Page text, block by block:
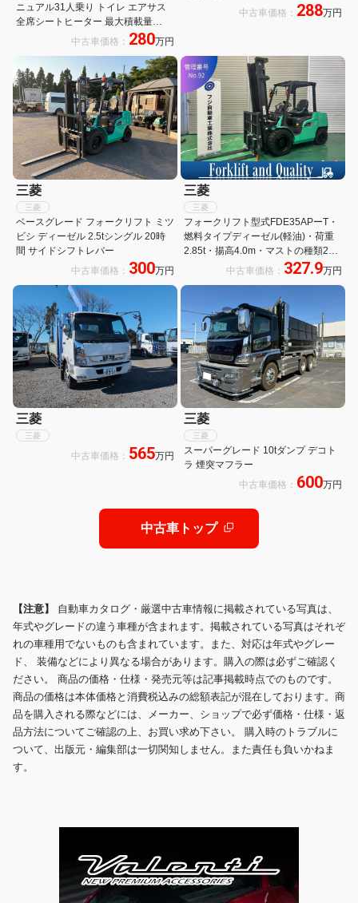
ニュアル31人乗り トイレ エアサス
全席シートヒーター 最大積載量
15825kg長さ1199cm 幅249cm 高さ
中古車価格： 280万円
中古車価格： 288万円
三菱
三菱
ベースグレード フォークリフト ミツ
ビシ ディーゼル 2.5tシングル 20時
間 サイドシフトレバー
中古車価格： 300万円
三菱
三菱
フォークリフト型式FDE35APーT・
燃料タイプディーゼル(軽油)・荷重
2.85t・揚高4.0m・マストの種類2
段・ヒンジ 公道走行可 アワーメータ
中古車価格： 327.9万円
三菱
三菱
中古車価格： 565万円
三菱
三菱
スーパーグレード 10tダンプ デコト
ラ 煙突マフラー
中古車価格： 600万円
中古車トップ
【注意】 自動車カタログ・厳選中古車情報に掲載されている写真は、
年式やグレードの違う車種が含まれます。掲載されている写真はそれぞ
れの車種用でないものも含まれています。また、対応は年式やグレー
ド、 装備などにより異なる場合があります。購入の際は必ずご確認く
ださい。 商品の価格・仕様・発売元等は記事掲載時点でのものです。
商品の価格は本体価格と消費税込みの総額表記が混在しております。商
品を購入される際などには、メーカー、ショップで必ず価格・仕様・返
品方法についてご確認の上、お買い求め下さい。 購入時のトラブルに
ついて、出版元・編集部は一切関知しません。また責任も負いかねま
す。